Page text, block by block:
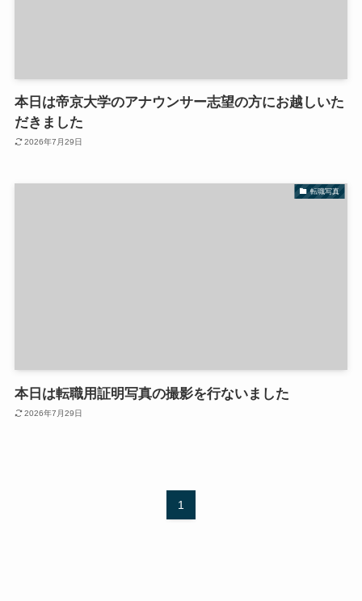
本日は帝京大学のアナウンサー志望の方にお越しいた
だきました
2026年7月29日
転職写真
本日は転職用証明写真の撮影を行ないました
2026年7月29日
1